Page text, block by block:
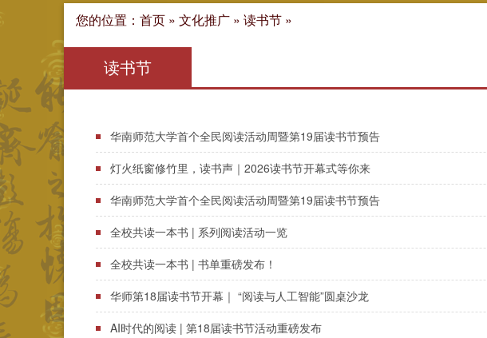
您的位置： 首页 » 文化推广 » 读书节 »
读书节
华南师范大学首个全民阅读活动周暨第19届读书节预告
灯火纸窗修竹里，读书声｜2026读书节开幕式等你来
华南师范大学首个全民阅读活动周暨第19届读书节预告
全校共读一本书 | 系列阅读活动一览
全校共读一本书 | 书单重磅发布！
华师第18届读书节开幕｜ “阅读与人工智能”圆桌沙龙
AI时代的阅读 | 第18届读书节活动重磅发布